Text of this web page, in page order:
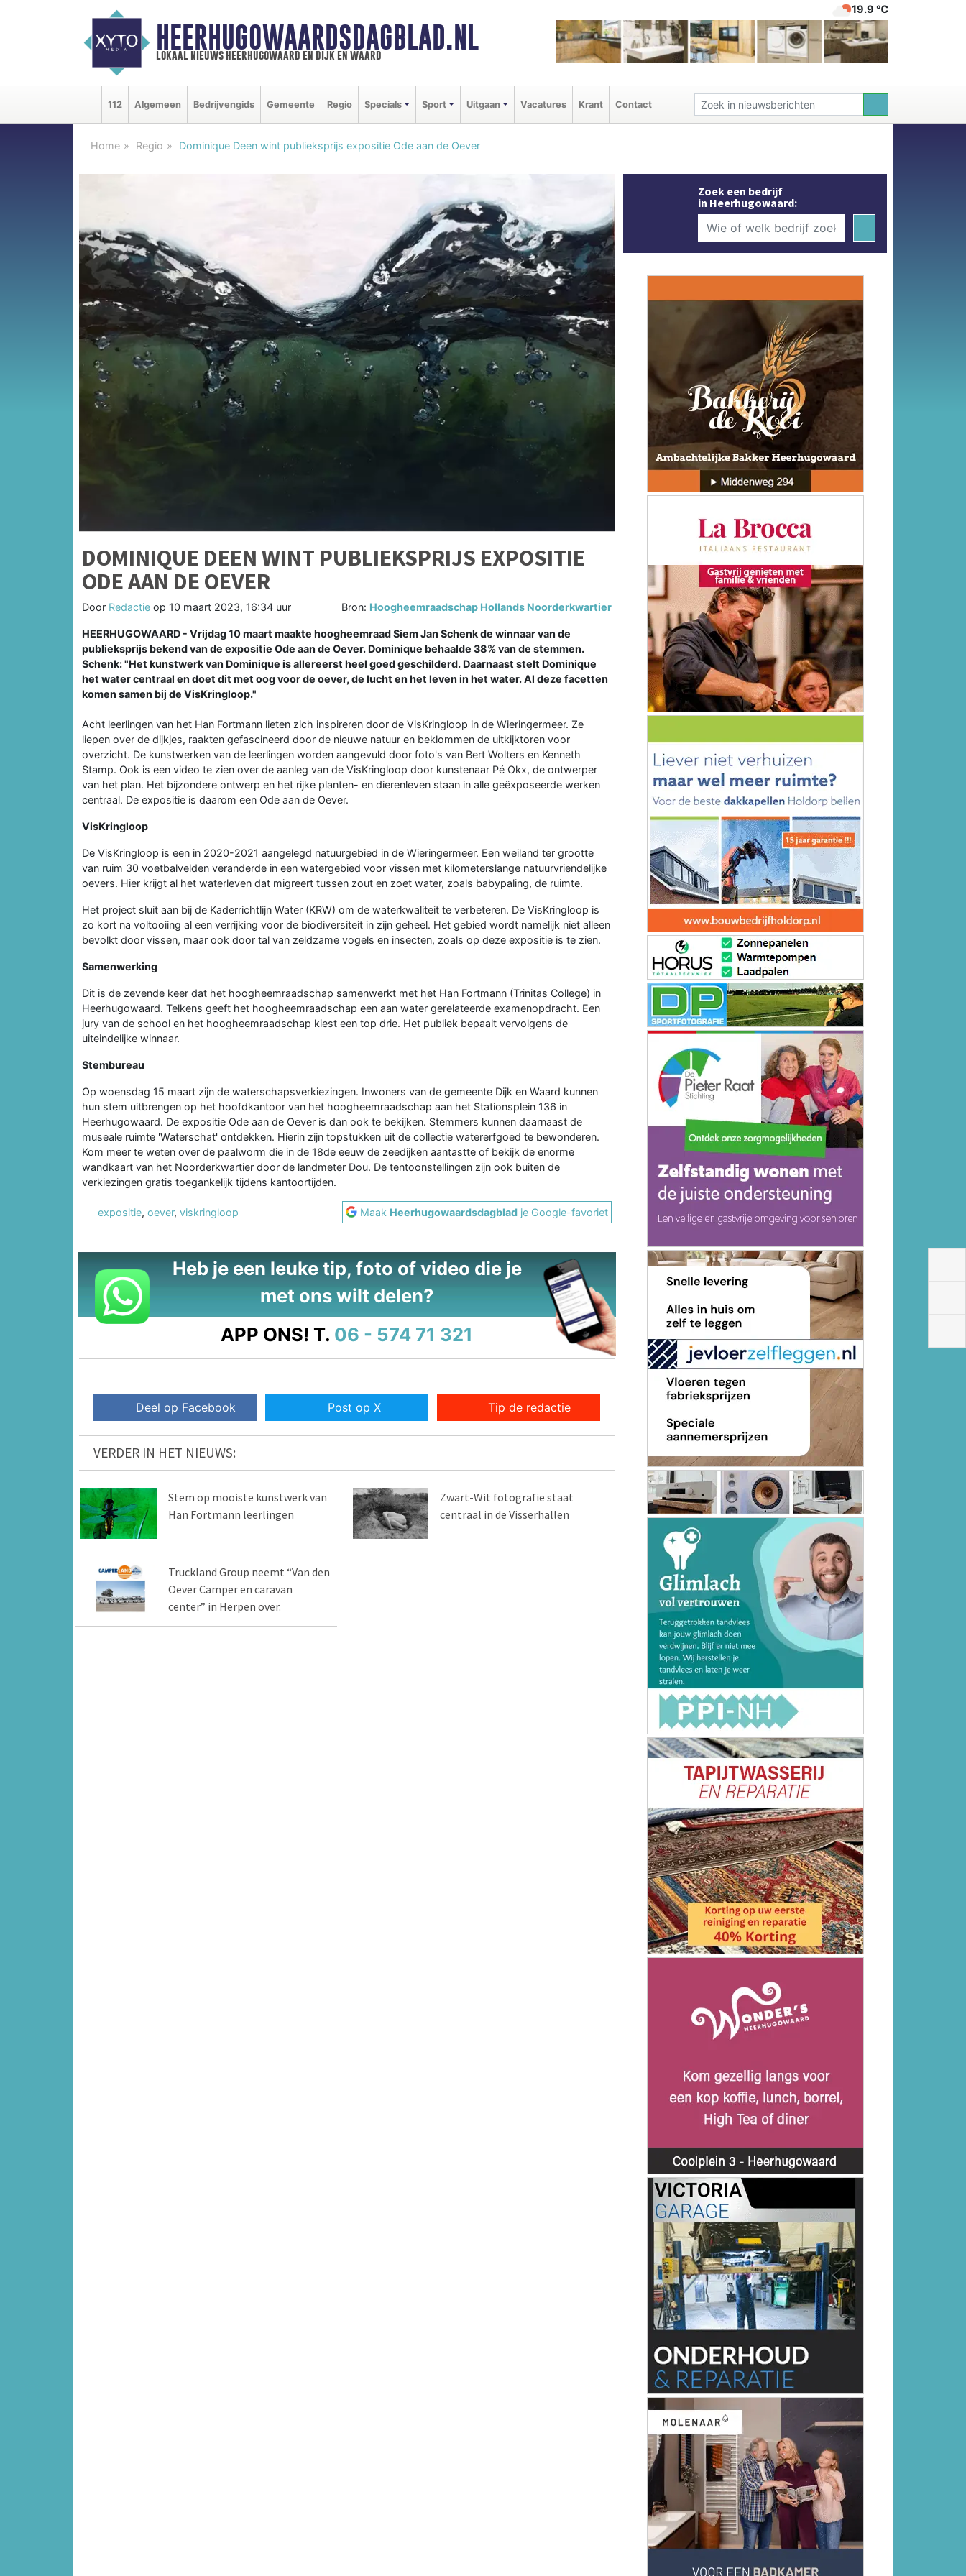
HEERHUGOWAARDSDAGBLAD.NL
lokaal nieuws heerhugowaard en dijk en waard
19.9 ℃
112 Algemeen Bedrijvengids Gemeente Regio Specials Sport Uitgaan Vacatures Krant Contact
Home Regio Dominique Deen wint publieksprijs expositie Ode aan de Oever
DOMINIQUE DEEN WINT PUBLIEKSPRIJS EXPOSITIE
ODE AAN DE OEVER
Door Redactie op 10 maart 2023, 16:34 uur Bron: Hoogheemraadschap Hollands Noorderkwartier
HEERHUGOWAARD - Vrijdag 10 maart maakte hoogheemraad Siem Jan Schenk de winnaar van de
publieksprijs bekend van de expositie Ode aan de Oever. Dominique behaalde 38% van de stemmen.
Schenk: "Het kunstwerk van Dominique is allereerst heel goed geschilderd. Daarnaast stelt Dominique
het water centraal en doet dit met oog voor de oever, de lucht en het leven in het water. Al deze facetten
komen samen bij de VisKringloop."
Acht leerlingen van het Han Fortmann lieten zich inspireren door de VisKringloop in de Wieringermeer. Ze
liepen over de dijkjes, raakten gefascineerd door de nieuwe natuur en beklommen de uitkijktoren voor
overzicht. De kunstwerken van de leerlingen worden aangevuld door foto's van Bert Wolters en Kenneth
Stamp. Ook is een video te zien over de aanleg van de VisKringloop door kunstenaar Pé Okx, de ontwerper
van het plan. Het bijzondere ontwerp en het rijke planten- en dierenleven staan in alle geëxposeerde werken
centraal. De expositie is daarom een Ode aan de Oever.
VisKringloop
De VisKringloop is een in 2020-2021 aangelegd natuurgebied in de Wieringermeer. Een weiland ter grootte
van ruim 30 voetbalvelden veranderde in een watergebied voor vissen met kilometerslange natuurvriendelijke
oevers. Hier krijgt al het waterleven dat migreert tussen zout en zoet water, zoals babypaling, de ruimte.
Het project sluit aan bij de Kaderrichtlijn Water (KRW) om de waterkwaliteit te verbeteren. De VisKringloop is
zo kort na voltooiing al een verrijking voor de biodiversiteit in zijn geheel. Het gebied wordt namelijk niet alleen
bevolkt door vissen, maar ook door tal van zeldzame vogels en insecten, zoals op deze expositie is te zien.
Samenwerking
Dit is de zevende keer dat het hoogheemraadschap samenwerkt met het Han Fortmann (Trinitas College) in
Heerhugowaard. Telkens geeft het hoogheemraadschap een aan water gerelateerde examenopdracht. Een
jury van de school en het hoogheemraadschap kiest een top drie. Het publiek bepaalt vervolgens de
uiteindelijke winnaar.
Stembureau
Op woensdag 15 maart zijn de waterschapsverkiezingen. Inwoners van de gemeente Dijk en Waard kunnen
hun stem uitbrengen op het hoofdkantoor van het hoogheemraadschap aan het Stationsplein 136 in
Heerhugowaard. De expositie Ode aan de Oever is dan ook te bekijken. Stemmers kunnen daarnaast de
museale ruimte 'Waterschat' ontdekken. Hierin zijn topstukken uit de collectie watererfgoed te bewonderen.
Kom meer te weten over de paalworm die in de 18de eeuw de zeedijken aantastte of bekijk de enorme
wandkaart van het Noorderkwartier door de landmeter Dou. De tentoonstellingen zijn ook buiten de
verkiezingen gratis toegankelijk tijdens kantoortijden.
expositie, oever, viskringloop Maak Heerhugowaardsdagblad je Google-favoriet
Heb je een leuke tip, foto of video die je
met ons wilt delen?
APP ONS! T. 06 - 574 71 321
Deel op Facebook Post op X Tip de redactie
VERDER IN HET NIEUWS:
Stem op mooiste kunstwerk van
Han Fortmann leerlingen
Zwart-Wit fotografie staat
centraal in de Visserhallen
Truckland Group neemt “Van den
Oever Camper en caravan
center” in Herpen over.
Zoek een bedrijf
in Heerhugowaard: